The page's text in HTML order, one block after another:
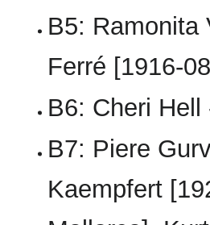
B5:
Ferré [1916-
B6: Cheri
B7: Piere
Kaempfert